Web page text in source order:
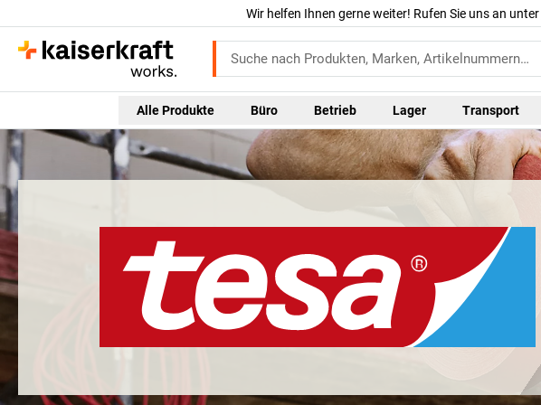
Wir helfen Ihnen gerne weiter! Rufen Sie uns an unter
Alle Produkte Büro Betrieb Lager Transport